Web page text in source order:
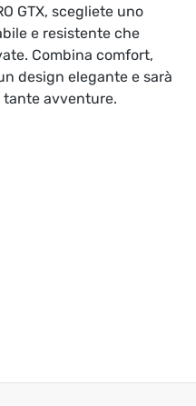
GTX, scegliete uno
e resistente che
Combina comfort,
design elegante e sarà
avventure.